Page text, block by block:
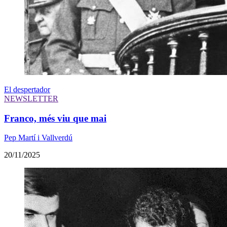
El despertador
NEWSLETTER
Franco, més viu que mai
Pep Martí i Vallverdú
20/11/2025